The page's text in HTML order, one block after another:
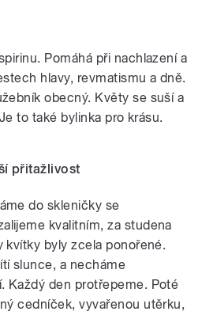
Pomáhá při nachlazení a
hlavy, revmatismu a dně.
obecný. Květy se suší a
to také bylinka pro krásu.
přitažlivost
do skleničky se
kvalitním, za studena
kvítky byly zcela ponořené.
slunce, a necháme
Každý den protřepeme. Poté
cedníček, vyvařenou utěrku,